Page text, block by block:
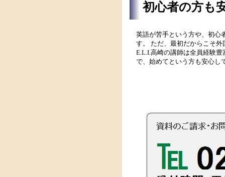
初心者の方も
英語が苦手という方や、初心
す。 ただ、最初だからこそ
E.L.I.高崎の講師は全員経験
で、始めてという方も安心し